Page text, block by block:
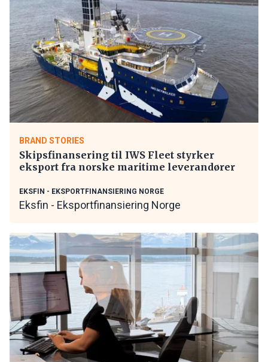
BRAND STORIES
Skipsfinansering til IWS Fleet styrker
eksport fra norske maritime leverandører
EKSFIN - EKSPORTFINANSIERING NORGE
Eksfin - Eksportfinansiering Norge